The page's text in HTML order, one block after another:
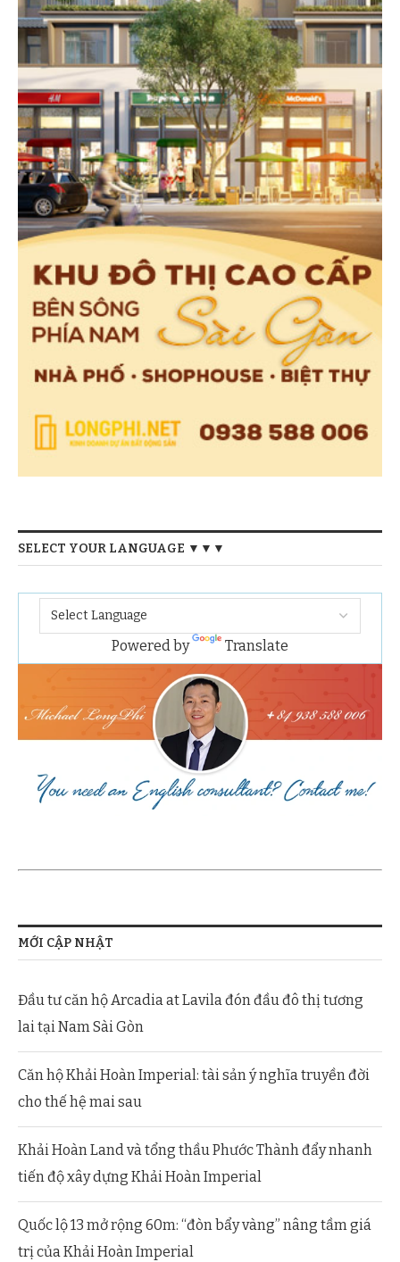
SELECT YOUR LANGUAGE ▼▼▼
Powered by Translate
MỚI CẬP NHẬT
Đầu tư căn hộ Arcadia at Lavila đón đầu đô thị tương
lai tại Nam Sài Gòn
Căn hộ Khải Hoàn Imperial: tài sản ý nghĩa truyền đời
cho thế hệ mai sau
Khải Hoàn Land và tổng thầu Phước Thành đẩy nhanh
tiến độ xây dựng Khải Hoàn Imperial
Quốc lộ 13 mở rộng 60m: “đòn bẩy vàng” nâng tầm giá
trị của Khải Hoàn Imperial